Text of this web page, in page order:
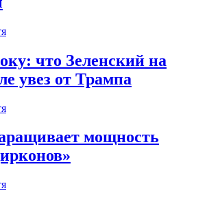
что Зеленский на
увез от Трампа
мощность